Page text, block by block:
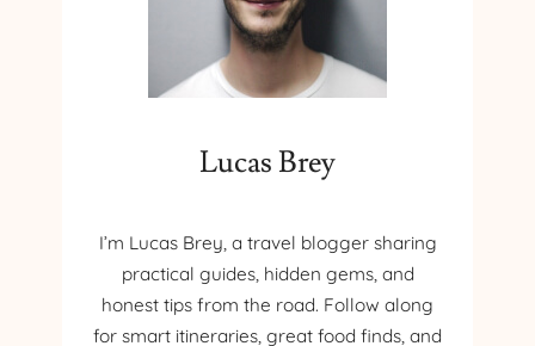
Lucas Brey
I’m Lucas Brey, a travel blogger sharing
practical guides, hidden gems, and
honest tips from the road. Follow along
for smart itineraries, great food finds, and